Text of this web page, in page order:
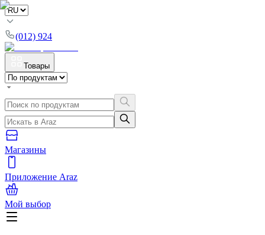
(012) 924
Товары
Магазины
Приложение Araz
Мой выбор